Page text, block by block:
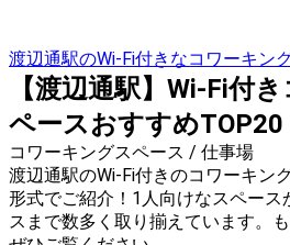
渡辺通駅のWi-Fi付きなコワーキン
【渡辺通駅】Wi-Fi付
ペースおすすめTOP20
コワーキングスペース / 仕事場
渡辺通駅のWi-Fi付きのコワーキン
形式でご紹介！1人向けなスペース
スまで数多く取り揃えています。